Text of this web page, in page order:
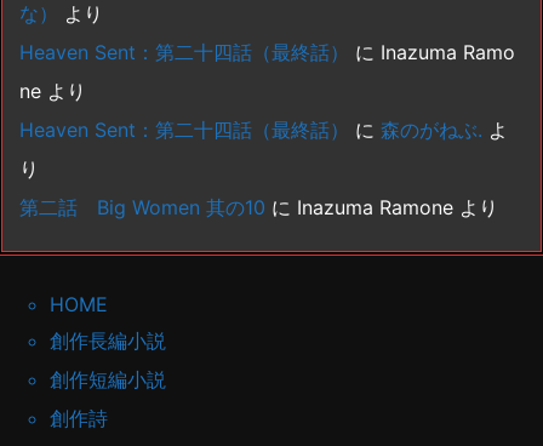
な）
より
Heaven Sent：第二十四話（最終話）
に Inazuma Ramo
ne より
Heaven Sent：第二十四話（最終話）
に 森のがねぶ. よ
り
第二話 Big Women 其の10 に Inazuma Ramone より
HOME
創作長編小説
創作短編小説
創作詩